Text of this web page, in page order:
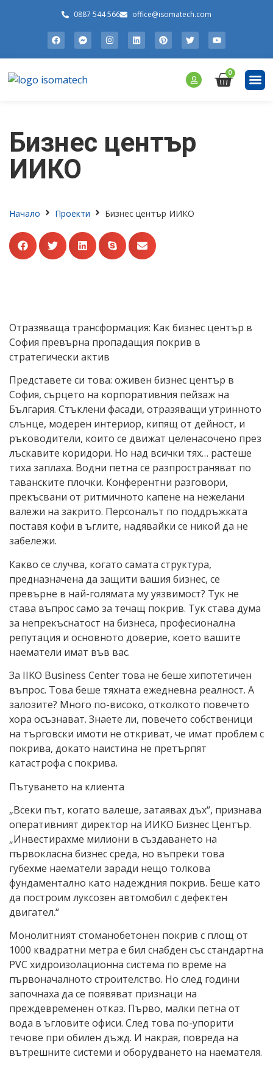
0887 544 566 office@isomatech.com
0
Бизнес център
ИИКО
Начало Проекти Бизнес център ИИКО
Отразяваща трансформация: Как бизнес център в
София превърна пропадащия покрив в
стратегически актив
Представете си това: оживен бизнес център в
София, сърцето на корпоративния пейзаж на
България. Стъклени фасади, отразяващи утринното
слънце, модерен интериор, кипящ от дейност, и
ръководители, които се движат целенасочено през
лъскавите коридори. Но над всички тях… растеше
тиха заплаха. Водни петна се разпространяват по
таванските плочки. Конферентни разговори,
прекъсвани от ритмичното капене на нежелани
валежи на закрито. Персоналът по поддръжката
поставя кофи в ъглите, надявайки се никой да не
забележи.
Какво се случва, когато самата структура,
предназначена да защити вашия бизнес, се
превърне в най-голямата му уязвимост? Тук не
става въпрос само за течащ покрив. Тук става дума
за непрекъснатост на бизнеса, професионална
репутация и основното доверие, което вашите
наематели имат във вас.
За IIKO Business Center това не беше хипотетичен
въпрос. Това беше тяхната ежедневна реалност. А
залозите? Много по-високо, отколкото повечето
хора осъзнават. Знаете ли, повечето собственици
на търговски имоти не откриват, че имат проблем с
покрива, докато наистина не претърпят
катастрофа с покрива.
Пътуването на клиента
„Всеки път, когато валеше, затаявах дъх“, признава
оперативният директор на ИИКО Бизнес Център.
„Инвестирахме милиони в създаването на
първокласна бизнес среда, но въпреки това
губехме наематели заради нещо толкова
фундаментално като надеждния покрив. Беше като
да построим луксозен автомобил с дефектен
двигател.“
Монолитният стоманобетонен покрив с площ от
1000 квадратни метра е бил снабден със стандартна
PVC хидроизолационна система по време на
първоначалното строителство. Но след години
започнаха да се появяват признаци на
преждевременен отказ. Първо, малки петна от
вода в ъгловите офиси. След това по-упорити
течове при обилен дъжд. И накрая, повреда на
вътрешните системи и оборудването на наемателя.